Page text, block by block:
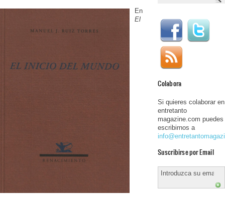
En
El
Colabora
Si quieres colaborar en
entretanto
magazine.com puedes
escribirnos a
Suscribirse por Email